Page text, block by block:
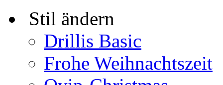
Stil ändern
Drillis Basic
Frohe Weihnachtszeit